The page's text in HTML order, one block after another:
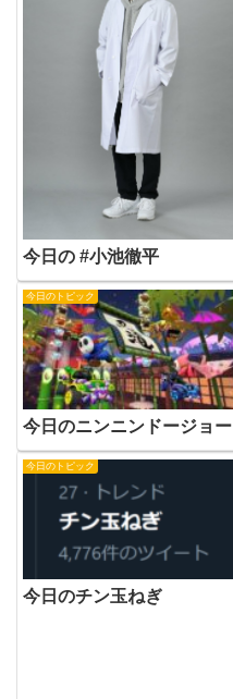
今日の #小池徹平
今日のトピック
今日のニンニンドージョー
今日のトピック
今日のチン玉ねぎ